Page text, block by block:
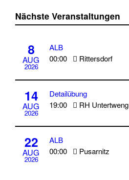
Nächste Veranstaltungen
8
AUG
2026
ALB
00:00
Rittersdorf
14
AUG
2026
Detailübung
19:00
RH Untertweng
22
AUG
2026
ALB
00:00
Pusarnitz